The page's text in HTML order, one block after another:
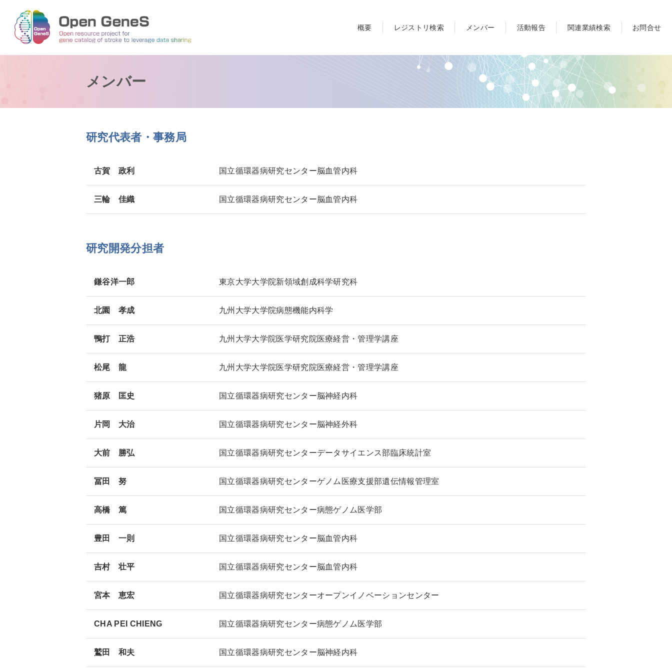
概要 レジストリ検索 メンバー 活動報告 関連業績検索 お問合せ
メンバー
研究代表者・事務局
古賀 政利 国立循環器病研究センター脳血管内科
三輪 佳織 国立循環器病研究センター脳血管内科
研究開発分担者
鎌谷洋一郎 東京大学大学院新領域創成科学研究科
北園 孝成 九州大学大学院病態機能内科学
鴨打 正浩 九州大学大学院医学研究院医療経営・管理学講座
松尾 龍 九州大学大学院医学研究院医療経営・管理学講座
猪原 匡史 国立循環器病研究センター脳神経内科
片岡 大治 国立循環器病研究センター脳神経外科
大前 勝弘 国立循環器病研究センターデータサイエンス部臨床統計室
冨田 努 国立循環器病研究センターゲノム医療支援部遺伝情報管理室
高橋 篤 国立循環器病研究センター病態ゲノム医学部
豊田 一則 国立循環器病研究センター脳血管内科
吉村 壮平 国立循環器病研究センター脳血管内科
宮本 恵宏 国立循環器病研究センターオープンイノベーションセンター
CHA PEI CHIENG 国立循環器病研究センター病態ゲノム医学部
鷲田 和夫 国立循環器病研究センター脳神経内科